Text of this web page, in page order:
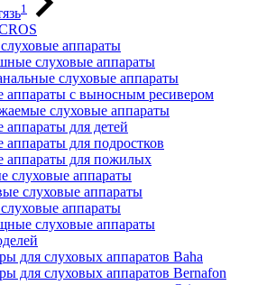
1
аппараты
слуховые аппараты
слуховые аппараты
аппараты с выносным ресивером
слуховые аппараты
аппараты для детей
аппараты для подростков
аппараты для пожилых
слуховые аппараты
слуховые аппараты
аппараты
слуховые аппараты
для слуховых аппаратов Baha
для слуховых аппаратов Bernafon